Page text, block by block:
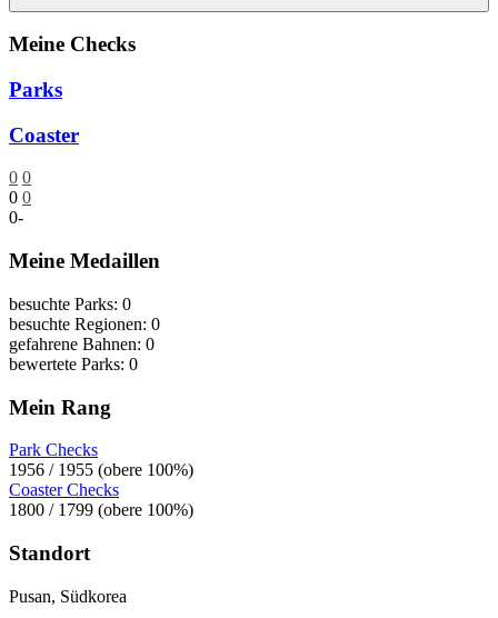
Meine Checks
Parks
Coaster
0 0
0 0
0-
Meine Medaillen
besuchte Parks: 0
besuchte Regionen: 0
gefahrene Bahnen: 0
bewertete Parks: 0
Mein Rang
Park Checks
1956 / 1955 (obere 100%)
Coaster Checks
1800 / 1799 (obere 100%)
Standort
Pusan, Südkorea